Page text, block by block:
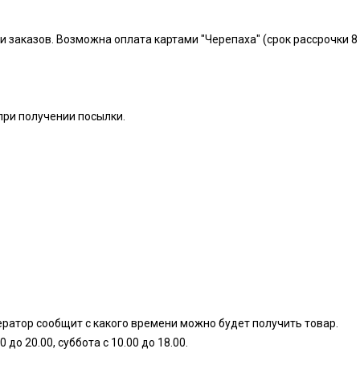
Возможна оплата картами "Черепаха" (срок рассрочки 8
получении посылки.
сообщит с какого времени можно будет получить товар.
20.00, суббота с 10.00 до 18.00.